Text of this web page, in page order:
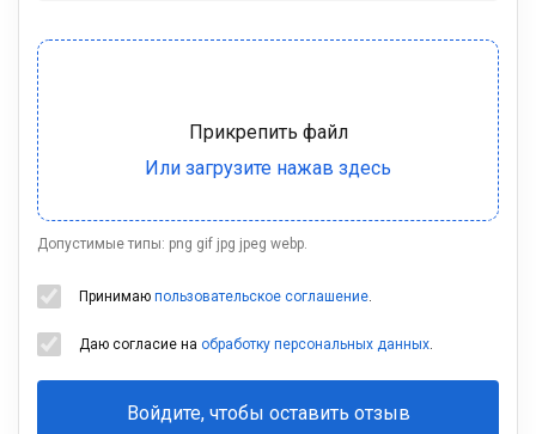
Допустимые типы: png gif jpg jpeg webp.
Принимаю пользовательское соглашение.
Даю согласие на обработку персональных данных.
Войдите, чтобы оставить отзыв